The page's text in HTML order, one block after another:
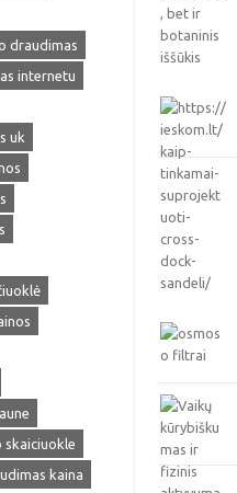
draudimas
internetu
uk
skaiciuokle
kaina